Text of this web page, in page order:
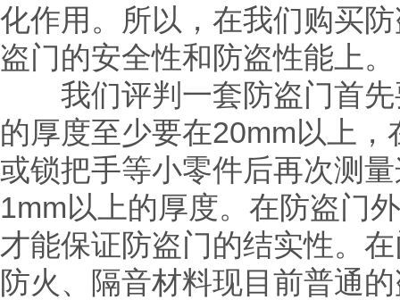
化作用。所以，在我们购买
盗门的安全性和防盗性能上。
我们评判一套防盗门首先
的厚度至少要在20mm以上
或锁把手等小零件后再次测
1mm以上的厚度。在防盗门
才能保证防盗门的结实性。
防火、隔音材料现目前普通